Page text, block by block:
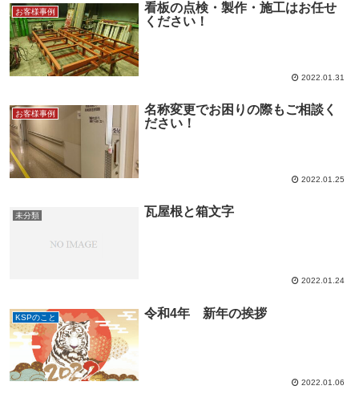
お客様事例
看板の点検・製作・施工はお任せ
ください！
2022.01.31
お客様事例
名称変更でお困りの際もご相談く
ださい！
2022.01.25
未分類 瓦屋根と箱文字
2022.01.24
KSPのこと 令和4年 新年の挨拶
2022.01.06